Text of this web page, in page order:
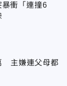
暴衝「連撞6
主嫌連父母都